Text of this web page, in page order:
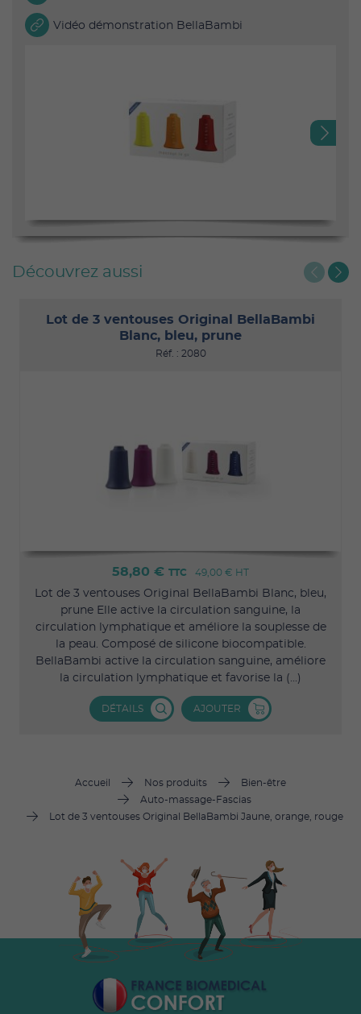
Vidéo démonstration BellaBambi
Découvrez aussi
Lot de 3 ventouses Original BellaBambi
Blanc, bleu, prune
Réf. : 2080
58,80 € TTC 49,00 € HT
Lot de 3 ventouses Original BellaBambi Blanc, bleu,
prune Elle active la circulation sanguine, la
circulation lymphatique et améliore la souplesse de
la peau. Composé de silicone biocompatible.
BellaBambi active la circulation sanguine, améliore
la circulation lymphatique et favorise la (...)
DÉTAILS AJOUTER
Accueil Nos produits
Bien-être
Auto-massage-Fascias
Lot de 3 ventouses Original BellaBambi Jaune, orange, rouge